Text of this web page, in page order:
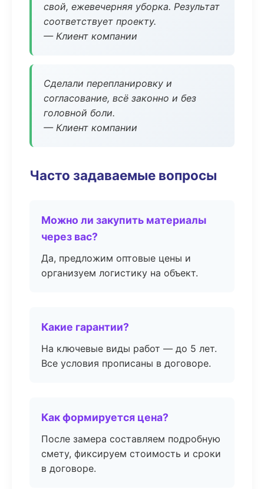
свой, ежевечерняя уборка. Результат
соответствует проекту.
— Клиент компании
Сделали перепланировку и
согласование, всё законно и без
головной боли.
— Клиент компании
Часто задаваемые вопросы
Можно ли закупить материалы
через вас?
Да, предложим оптовые цены и
организуем логистику на объект.
Какие гарантии?
На ключевые виды работ — до 5 лет.
Все условия прописаны в договоре.
Как формируется цена?
После замера составляем подробную
смету, фиксируем стоимость и сроки
в договоре.